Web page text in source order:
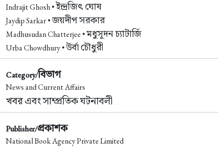
Indrajit Ghosh •ইন্দ্রজিৎ ঘোষ
Jaydip Sarkar •জয়দীপ সরকার
Madhusudan Chatterjee •মধুসূদন চ্যাটার্জি
Urba Chowdhury •উর্বা চৌধুরী
Category/বিভাগ
News and Current Affairs
খবর এবং সাম্প্রতিক ঘটনাবলী
Publisher/প্রকাশক
National Book Agency Private Limited